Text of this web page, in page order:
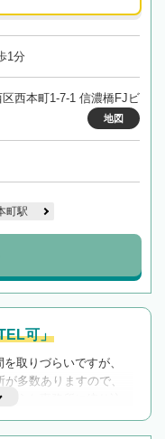
1分
西本町1-7-1 信濃橋FJビ
地図
町駅
可」
取りづらいですが、
多数ありますので、
うな事務所に絞り込